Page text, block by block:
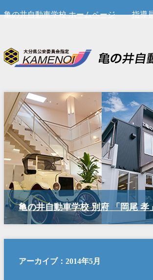
亀の井自動車学校 ホームページ 指導
亀の井自動車学校 別府 「岡尾 孝
アーカイブ：2014年5月